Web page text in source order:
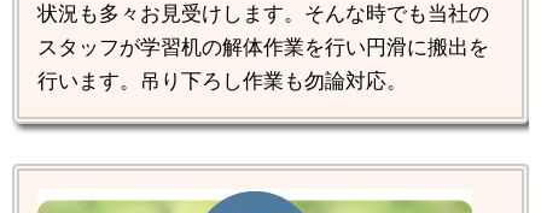
状況も多々お見受けします。そんな時でも当社の
スタッフが学習机の解体作業を行い円滑に搬出を
行います。吊り下ろし作業も勿論対応。